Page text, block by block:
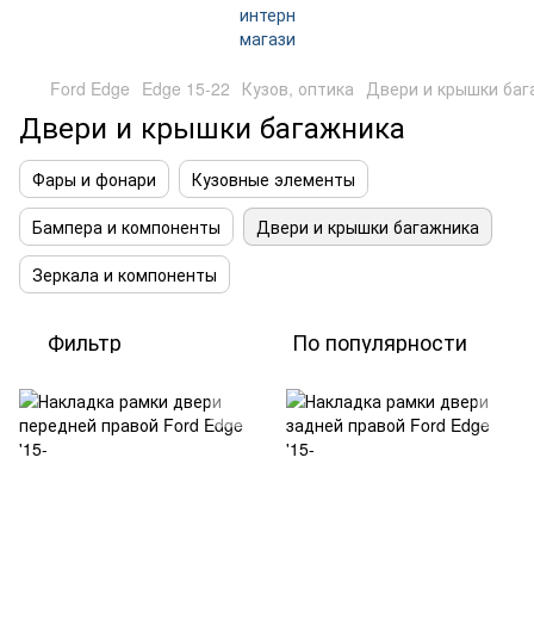
Ford Edge Edge 15-22 Кузов, оптика Двери и крышки
Двери и крышки багажника
Фары и фонари
Кузовные элементы
Бампера и компоненты
Двери и крышки багажника
Зеркала и компоненты
Фильтр По популярности